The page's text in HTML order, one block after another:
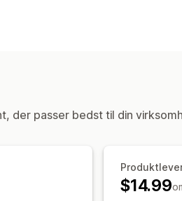
der passer bedst til din
$14.99